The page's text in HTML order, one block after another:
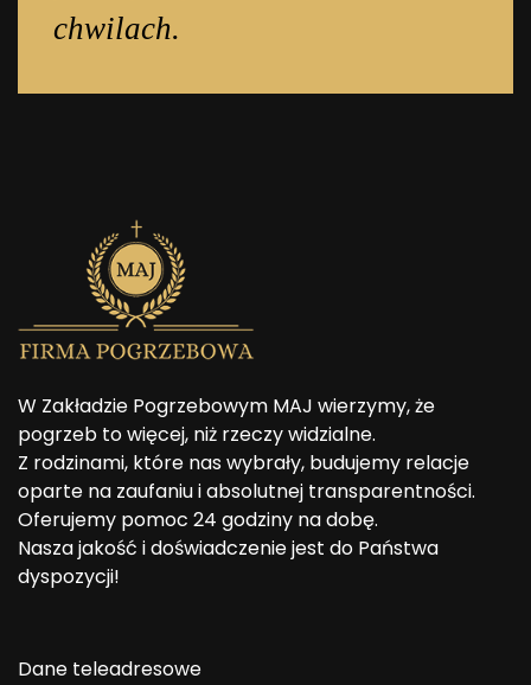
chwilach.
W Zakładzie Pogrzebowym MAJ wierzymy, że
pogrzeb to więcej, niż rzeczy widzialne.
Z rodzinami, które nas wybrały, budujemy relacje
oparte na zaufaniu i absolutnej transparentności.
Oferujemy pomoc 24 godziny na dobę.
Nasza jakość i doświadczenie jest do Państwa
dyspozycji!
Dane teleadresowe